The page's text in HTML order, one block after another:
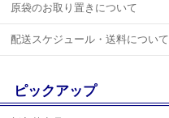
原袋のお取り置きについて
配送スケジュール・送料について
ピックアップ